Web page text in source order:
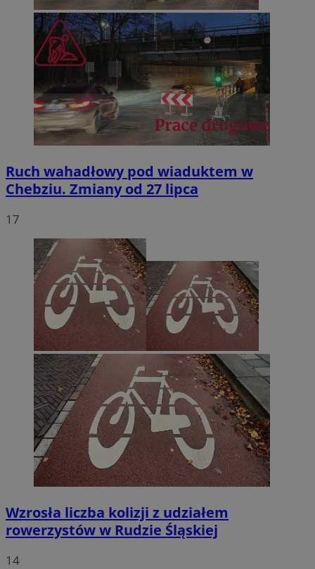
Ruch wahadłowy pod wiaduktem w
Chebziu. Zmiany od 27 lipca
17
Wzrosła liczba kolizji z udziałem
rowerzystów w Rudzie Śląskiej
14